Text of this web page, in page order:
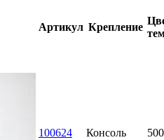
Артикул Крепление
100624 Консоль